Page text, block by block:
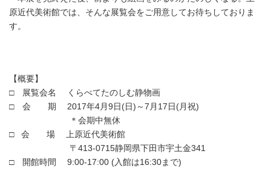
原近代美術館では、そんな展覧会をご用意してお待ちしておりま
す。
【概要】
□ 展覧会名 くらべてたのしむ静物画
□ 会 期 2017年4月9日(日)～7月17日(月祝)
＊会期中無休
□ 会 場 上原近代美術館
〒413-0715静岡県下田市宇土金341
□ 開館時間 9:00-17:00 (入館は16:30まで)